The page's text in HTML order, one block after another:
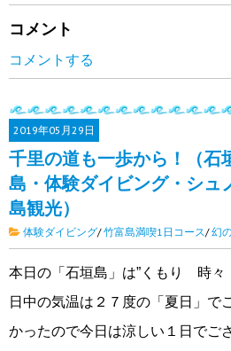
コメント
コメントする
2019年05月29日
千里の道も一歩から！（石
島・体験ダイビング・シュ
島観光）
体験ダイビング/ 竹富島満喫1日コース/ 幻
本日の「石垣島」は”くもり 時々
日中の気温は２７度の「夏日」で
かったので今日は涼しい１日でご